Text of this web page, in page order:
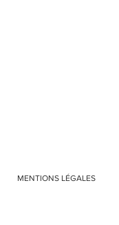
MENTIONS LÉGALES